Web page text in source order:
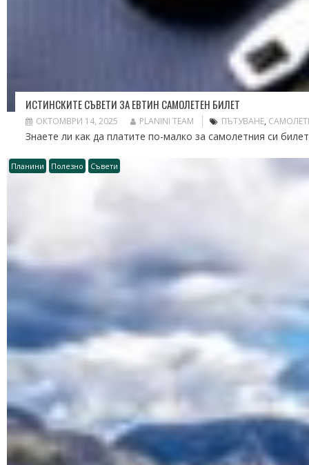
ИСТИНСКИТЕ СЪВЕТИ ЗА ЕВТИН САМОЛЕТЕН БИЛЕТ
ОКТОМВРИ 14, 2025 PLANINI TEAM ПЪТУВАНЕ,
Знаете ли как да платите по-малко за самолетния си
Планини Полезно Съвети